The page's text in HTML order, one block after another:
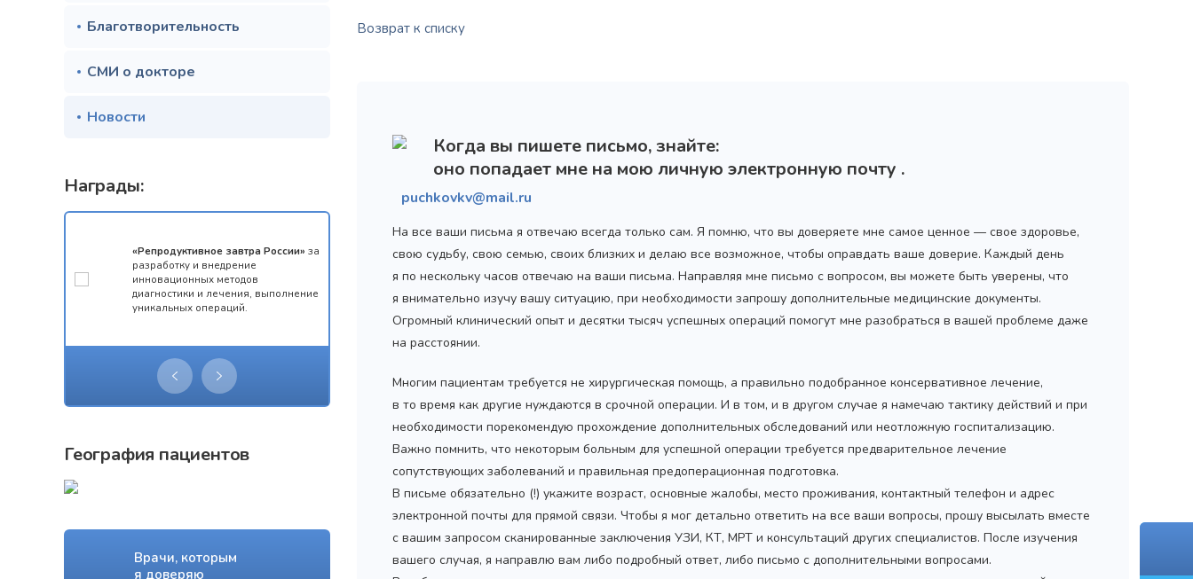
Благотворительность
СМИ о докторе
Новости
Награды:
«Репродуктивное завтра России» за
разработку и внедрение
инновационных методов
диагностики и лечения, выполнение
уникальных операций.
«Честь и Слава Великой
России»за заслуги перед
Отечеством
Награжден почетным
знаком«Золотой лапароскоп» как
лучший лапароскопический хирург
России
Награжден почетным знаком
"Золотая звезда"за большой вклад
в развитие оперативной
гинекологии и эндоскопии
География пациентов
Врачи, которым
я доверяю
Возврат к списку
Когда вы пишете письмо, знайте:
оно попадает мне на мою личную электронную почту .
puchkovkv@mail.ru
На все ваши письма я отвечаю всегда только сам. Я помню, что вы доверяете мне самое ценное — свое здоровье,
свою судьбу, свою семью, своих близких и делаю все возможное, чтобы оправдать ваше доверие. Каждый день
я по нескольку часов отвечаю на ваши письма. Направляя мне письмо с вопросом, вы можете быть уверены, что
я внимательно изучу вашу ситуацию, при необходимости запрошу дополнительные медицинские документы.
Огромный клинический опыт и десятки тысяч успешных операций помогут мне разобраться в вашей проблеме даже
на расстоянии.
Многим пациентам требуется не хирургическая помощь, а правильно подобранное консервативное лечение,
в то время как другие нуждаются в срочной операции. И в том, и в другом случае я намечаю тактику действий и при
необходимости порекомендую прохождение дополнительных обследований или неотложную госпитализацию.
Важно помнить, что некоторым больным для успешной операции требуется предварительное лечение
сопутствующих заболеваний и правильная предоперационная подготовка.
В письме обязательно (!) укажите возраст, основные жалобы, место проживания, контактный телефон и адрес
электронной почты для прямой связи. Чтобы я мог детально ответить на все ваши вопросы, прошу высылать вместе
с вашим запросом сканированные заключения УЗИ, КТ, МРТ и консультаций других специалистов. После изучения
вашего случая, я направлю вам либо подробный ответ, либо письмо с дополнительными вопросами.